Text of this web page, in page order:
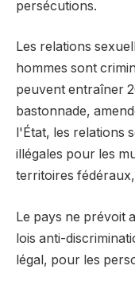
persécutions.
Les relations
hommes sont
peuvent entraîner
bastonnade,
l'État, les relations
illégales pour les
territoires
Le pays ne prévoit
lois anti-
légal, pour les